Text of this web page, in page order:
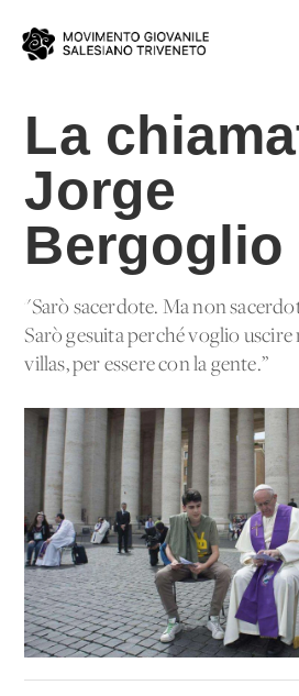
La
Jorge
Bergoglio
"Sarò sacerdote. Ma non
Sarò gesuita perché voglio
villas, per essere con la gente.”